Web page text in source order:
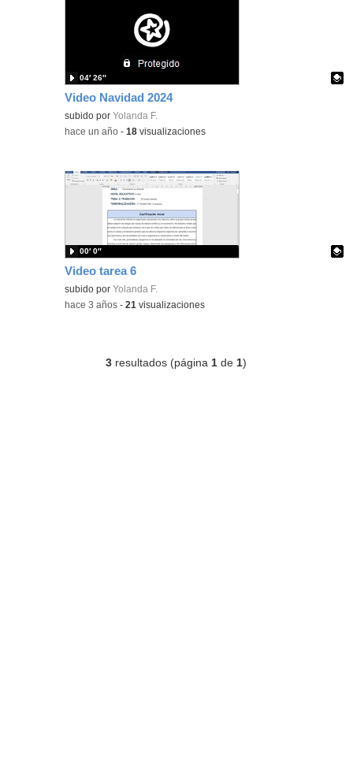
Video Navidad 2024
Contenido educativo.
subido porYolanda F.
04′ 26″
-hace un año -18 visualizaciones
Video tarea 6
Contenido educativo.
subido porYolanda F.
00′ 0″
-hace 3 años -21 visualizaciones
3 resultados (página 1 de 1)